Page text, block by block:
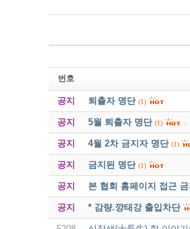
번호
공지 퇴출자 명단 (1)
공지 5월 퇴출자 명단 (1)
공지 4월 2차 금지자 명단 (1)
공지 금지된 명단 (1)
공지 본 협회 홈페이지 접근
공지 * 감량.깡태강 출입차단